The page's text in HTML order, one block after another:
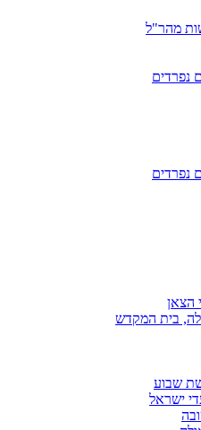
מהר"ל
נפרדים
נפרדים
הצאן
בית המקדש
שבוע
ישראל